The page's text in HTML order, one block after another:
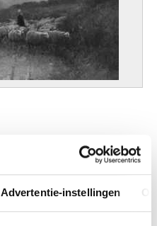
Advertentie-instellingen